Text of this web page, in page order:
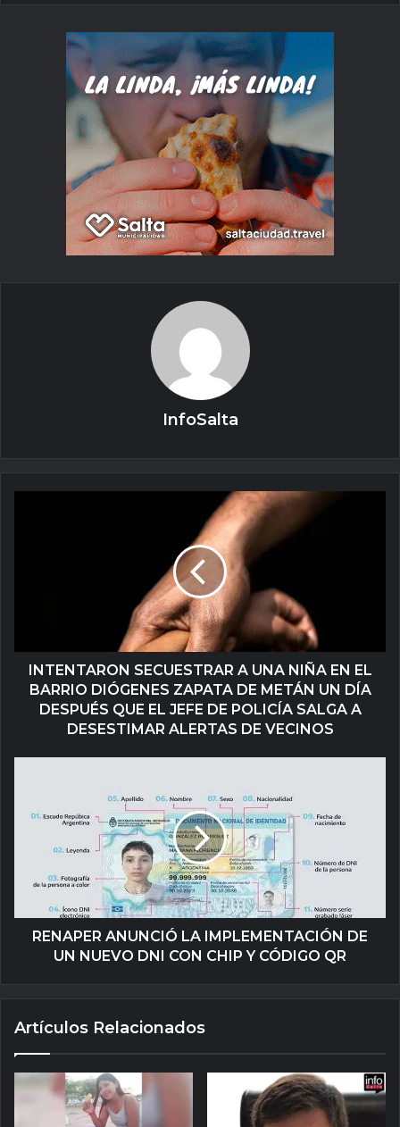
InfoSalta
INTENTARON SECUESTRAR A UNA NIÑA EN EL
BARRIO DIÓGENES ZAPATA DE METÁN UN DÍA
DESPUÉS QUE EL JEFE DE POLICÍA SALGA A
DESESTIMAR ALERTAS DE VECINOS
RENAPER ANUNCIÓ LA IMPLEMENTACIÓN DE
UN NUEVO DNI CON CHIP Y CÓDIGO QR
Artículos Relacionados